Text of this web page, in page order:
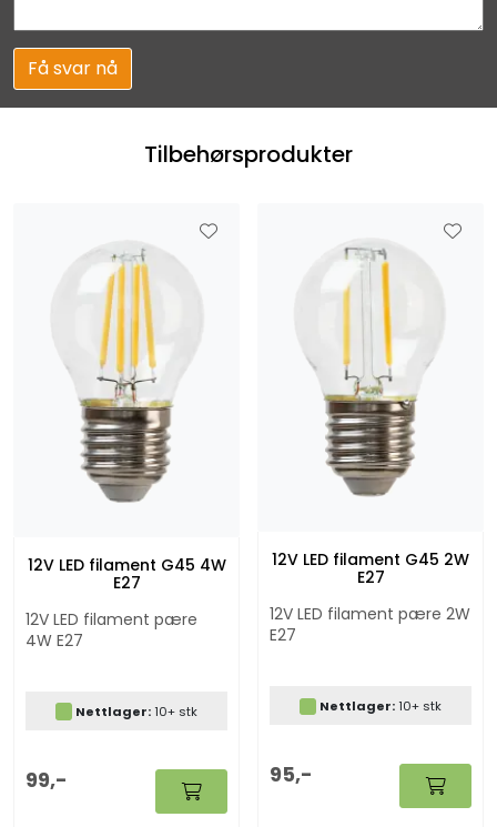
Få svar nå
Tilbehørsprodukter
12V LED filament G45 4W
E27
12V LED filament pære
4W E27
Nettlager:10+ stk
99,-
12V LED filament G45 2W
E27
12V LED filament pære 2W
E27
Nettlager:10+ stk
95,-